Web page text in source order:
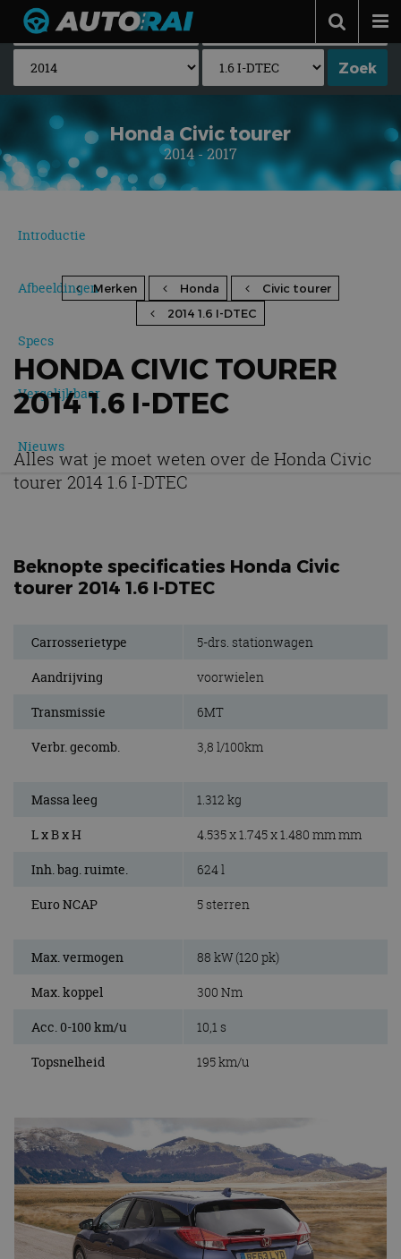
Autonieuws
Podcast
Autotests
Automerken
Adverteren
Contact
Honda Civic tourer
2014 - 2017
Introductie
Afbeeldingen
Specs
Vergelijkbaar
Nieuws
Merken Honda
Civic tourer
2014 1.6 I-DTEC
HONDA CIVIC TOURER
2014 1.6 I-DTEC
Alles wat je moet weten over de Honda Civic
tourer 2014 1.6 I-DTEC
Beknopte specificaties Honda Civic
tourer 2014 1.6 I-DTEC
Carrosserietype 5-drs. stationwagen
Aandrijving voorwielen
Transmissie 6MT
Verbr. gecomb. 3,8 l/100km
Massa leeg 1.312 kg
L x B x H 4.535 x 1.745 x 1.480 mm mm
Inh. bag. ruimte. 624 l
Euro NCAP 5 sterren
Max. vermogen 88 kW (120 pk)
Max. koppel 300 Nm
Acc. 0-100 km/u 10,1 s
Topsnelheid 195 km/u